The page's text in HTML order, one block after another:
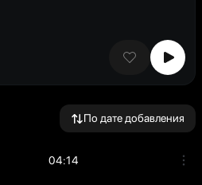
По дате добавления
04:14